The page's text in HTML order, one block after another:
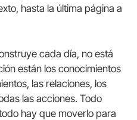
hasta la última página a
cada día, no está
están los conocimientos
las relaciones, los
las acciones. Todo
hay que moverlo para